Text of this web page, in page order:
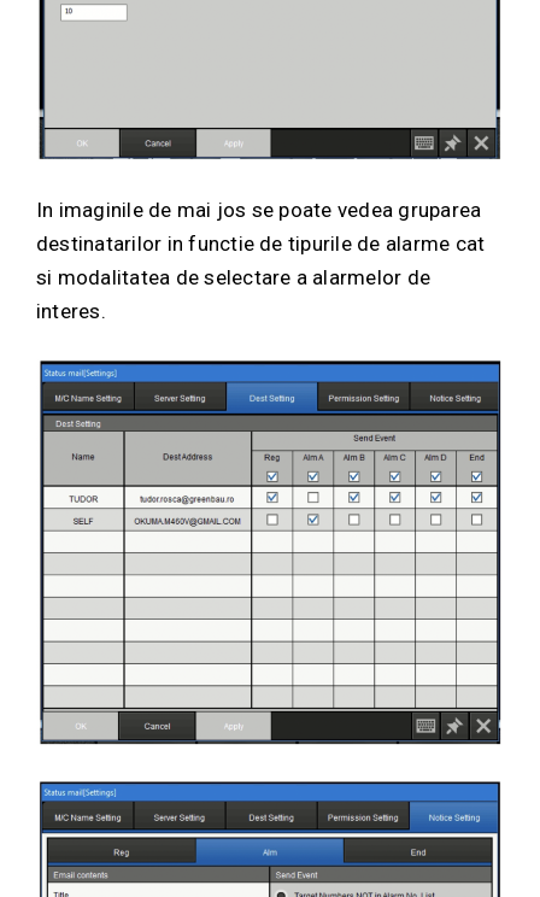
In imaginile de mai jos se poate vedea gruparea
destinatarilor in functie de tipurile de alarme cat
si modalitatea de selectare a alarmelor de
interes.